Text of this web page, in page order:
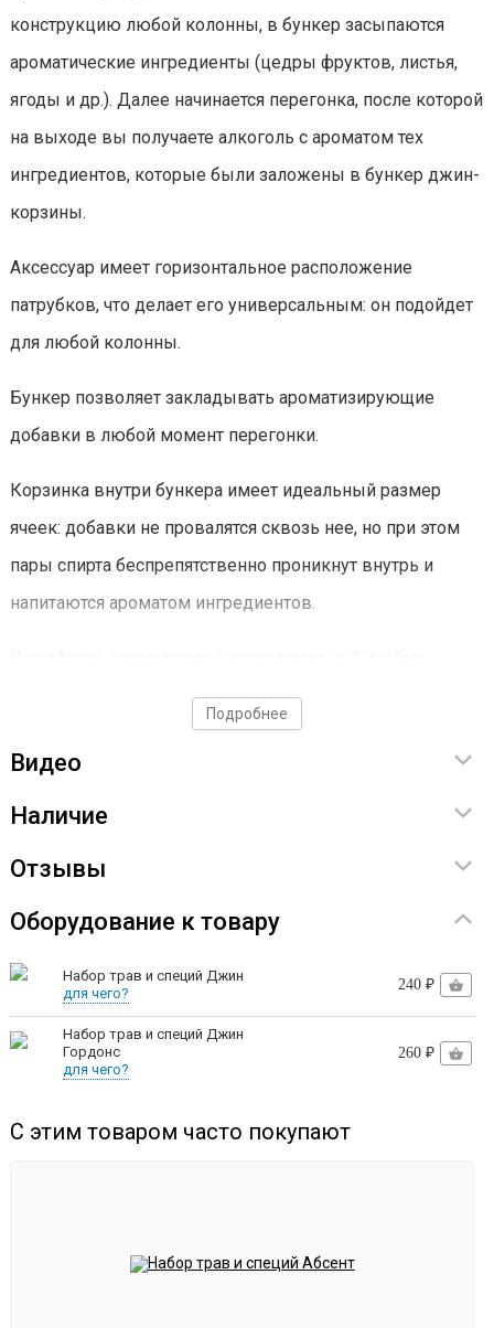
конструкцию любой колонны, в бункер засыпаются
ароматические ингредиенты (цедры фруктов, листья,
ягоды и др.). Далее начинается перегонка, после которой
на выходе вы получаете алкоголь с ароматом тех
ингредиентов, которые были заложены в бункер джин-
корзины.
Аксессуар имеет горизонтальное расположение
патрубков, что делает его универсальным: он подойдет
для любой колонны.
Бункер позволяет закладывать ароматизирующие
добавки в любой момент перегонки.
Корзинка внутри бункера имеет идеальный размер
ячеек: добавки не провалятся сквозь нее, но при этом
пары спирта беспрепятственно проникнут внутрь и
напитаются ароматом ингредиентов.
Характеристики
Высота в сборе — 25 см
Диаметр корзинки — 5,2 см
Высота корзинки — 13 см
Комплектация
Джин-корзина
Кламповый хомут на 2 дюйма
Силиконовое уплотнение
Подробнее
Видео
Наличие
Отзывы
Оборудование к товару
Набор трав и специй Джин
для чего?
240 ₽
Набор трав и специй Джин
Гордонс
для чего?
260 ₽
С этим товаром часто покупают